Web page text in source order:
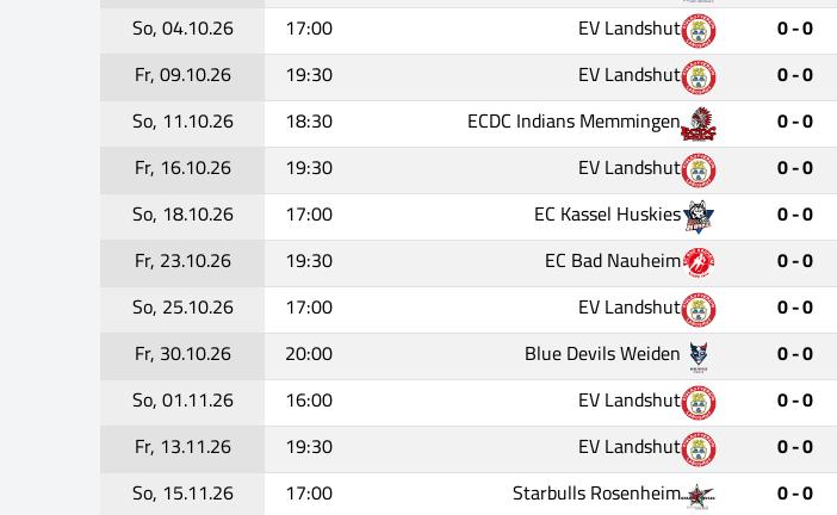
So, 04.10.26
17:00 EV Landshut 0 - 0
Fr, 09.10.26
19:30 EV Landshut 0 - 0
So, 11.10.26
18:30 ECDC Indians Memmingen 0 - 0
Fr, 16.10.26
19:30 EV Landshut 0 - 0
So, 18.10.26
17:00 EC Kassel Huskies 0 - 0
Fr, 23.10.26
19:30 EC Bad Nauheim 0 - 0
So, 25.10.26
17:00 EV Landshut 0 - 0
Fr, 30.10.26
20:00 Blue Devils Weiden 0 - 0
So, 01.11.26
16:00 EV Landshut 0 - 0
Fr, 13.11.26
19:30 EV Landshut 0 - 0
So, 15.11.26
17:00 Starbulls Rosenheim 0 - 0